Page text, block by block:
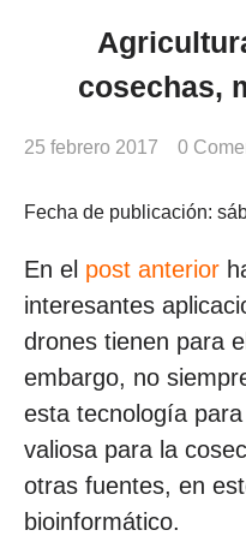
cosechas,
25 febrero 2017 0
Fecha de publicación:
En el post anterior
interesantes
drones tienen para
embargo, no
esta tecnología
valiosa para la
otras fuentes, en
bioinformático.